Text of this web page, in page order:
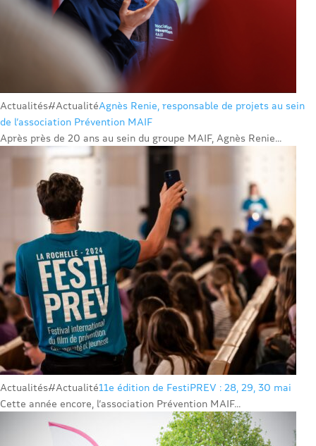
Actualités#ActualitéAgnès Renie, responsable de projets au sein
de l’association Prévention MAIF
Après près de 20 ans au sein du groupe MAIF, Agnès Renie...
Actualités#Actualité11e édition de FestiPREV : 28, 29, 30 mai
Cette année encore, l’association Prévention MAIF...